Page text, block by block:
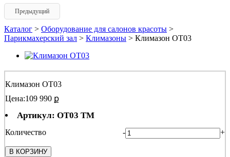
Предыдущий
Каталог > Оборудование для салонов красоты >
Парикмахерский зал > Климазоны > Климазон ОТ03
Климазон ОТ03
Цена:109 990 ք
Артикул: ОТ03 ТМ
Количество - +
В КОРЗИНУ